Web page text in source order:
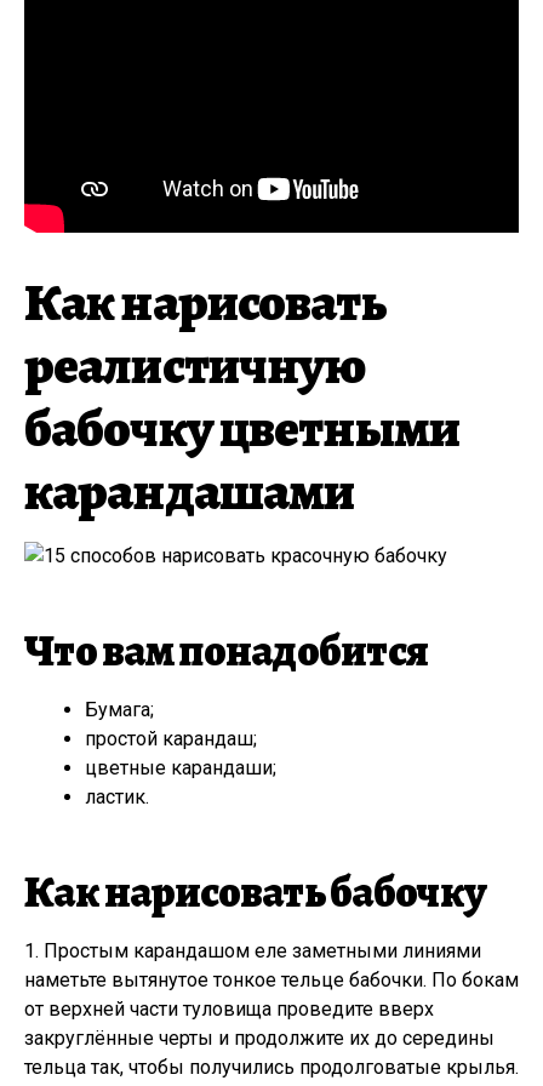
Как нарисовать
реалистичную
бабочку цветными
карандашами
Что вам понадобится
Бумага;
простой карандаш;
цветные карандаши;
ластик.
Как нарисовать бабочку
1. Простым карандашом еле заметными линиями
наметьте вытянутое тонкое тельце бабочки. По бокам
от верхней части туловища проведите вверх
закруглённые черты и продолжите их до середины
тельца так, чтобы получились продолговатые крылья.